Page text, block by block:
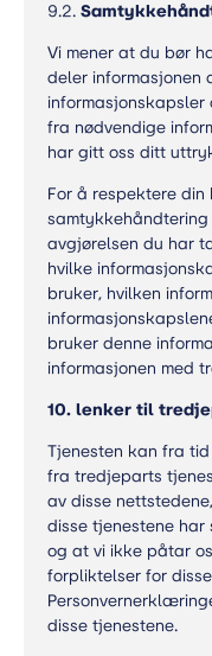
9.2.
Vi mener at du bør
deler informasjonen
fra nødvendige
har gitt oss ditt
For å respektere
avgjørelsen du har
hvilke
bruker, hvilken
bruker denne
informasjonen med
10. lenker til
Tjenesten kan fra
fra tredjeparts
av disse
disse tjenestene
og at vi ikke påtar
forpliktelser for
disse tjenestene.